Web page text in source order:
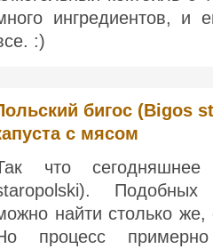
ингредиентов, и
:)
бигос (Bigos
с мясом
что
Подобных
найти столько
процесс